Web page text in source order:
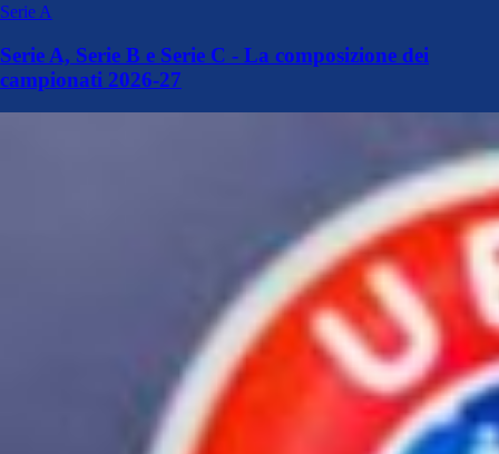
Serie A
Serie A, Serie B e Serie C - La composizione dei
campionati 2026-27